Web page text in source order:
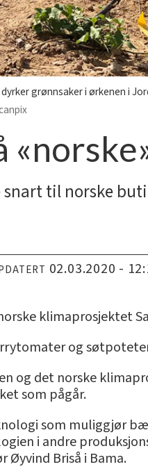
grønnsaker i ørkenen i
til norske
02.03.2020 -
klimaprosjektet
og
og det norske
som pågår.
som muliggjør
i andre
Briså i Bama.